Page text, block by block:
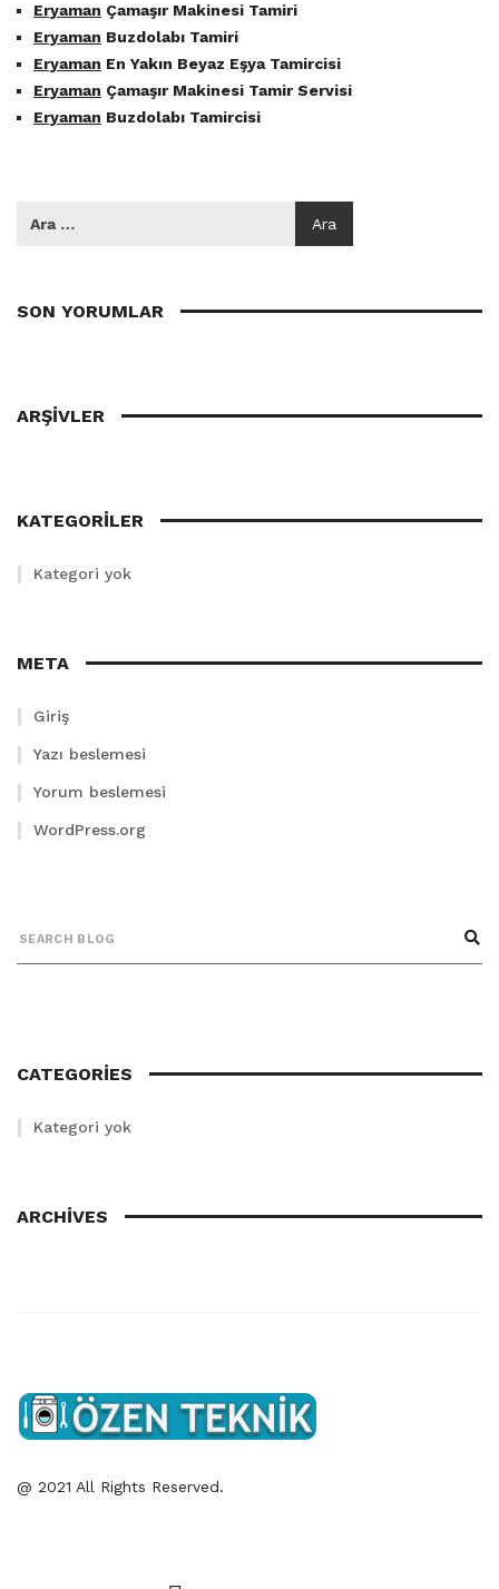
Eryaman Çamaşır Makinesi Tamiri
Eryaman Buzdolabı Tamiri
Eryaman En Yakın Beyaz Eşya Tamircisi
Eryaman Çamaşır Makinesi Tamir Servisi
Eryaman Buzdolabı Tamircisi
SON YORUMLAR
ARŞIVLER
KATEGORILER
Kategori yok
META
Giriş
Yazı beslemesi
Yorum beslemesi
WordPress.org
CATEGORIES
Kategori yok
ARCHIVES
@ 2021 All Rights Reserved.